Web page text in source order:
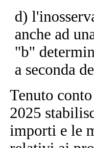
d)
anche ad
"b"
a seconda
Tenuto
2025
importi e le